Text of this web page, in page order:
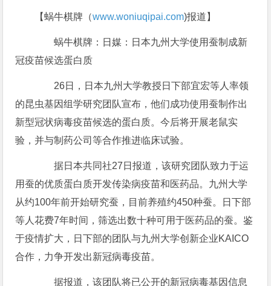
【蜗牛棋牌（www.woniuqipai.com)报道】
蜗牛棋牌：日媒：日本九州大学使用蚕制成新
冠疫苗候选蛋白质
26日，日本九州大学教授日下部宜宏等人率领
的昆虫基因组学研究团队宣布，他们成功使用蚕制作出
新型冠状病毒疫苗候选的蛋白质。今后将开展老鼠实
验，并与制药公司等合作推进临床试验。
据日本共同社27日报道，该研究团队致力于运
用蚕的优质蛋白质开发传染病疫苗和医药品。九州大学
从约100年前开始研究蚕，目前养殖约450种蚕。日下部
等人花费7年时间，筛选出数十种可用于医药品的蚕。鉴
于疫情扩大，日下部的团队与九州大学创新企业KAICO
合作，力争开发出新冠病毒疫苗。
据报道，该团队将已公开的新冠病毒基因信息